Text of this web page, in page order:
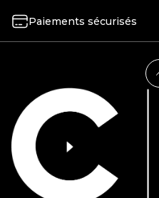
Paiements sécurisés